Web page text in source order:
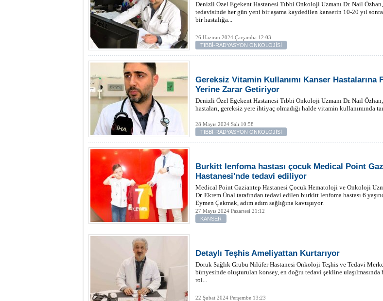
Denizli Özel Egekent Hastanesi Tıbbi Onkoloji Uzmanı Dr. Nail Özhan,
tedavisinde her gün yeni bir aşama kaydedilen kanserin 10-20 yıl
bir hastalığa...
26 Haziran 2024 Çarşamba 12:03
TIBBİ-RADYASYON ONKOLOJİSİ
Gereksiz Vitamin Kullanımı Kanser Hastalarına
Yerine Zarar Getiriyor
Denizli Özel Egekent Hastanesi Tıbbi Onkoloji Uzmanı Dr. Nail
hastaları, gereksiz yere ihtiyaç olmadığı halde vitamin kullanımında
28 Mayıs 2024 Salı 10:58
TIBBİ-RADYASYON ONKOLOJİSİ
Burkitt lenfoma hastası çocuk Medical Point
Hastanesi'nde tedavi ediliyor
Medical Point Gaziantep Hastanesi Çocuk Hematoloji ve Onkoloji
Dr. Ekrem Ünal tarafından tedavi edilen burkitt lenfoma hastası 6
Eymen Çakmak, adım adım sağlığına kavuşuyor.
27 Mayıs 2024 Pazartesi 21:12
KANSER
Detaylı Teşhis Ameliyattan Kurtarıyor
Doruk Sağlık Grubu Nilüfer Hastanesi Onkoloji Teşhis ve Tedavi
bünyesinde oluşturulan konsey, en doğru tedavi şekline ulaşılmasında
rol...
22 Şubat 2024 Perşembe 13:23